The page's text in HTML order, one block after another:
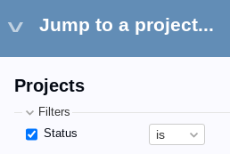
Jump to a project...
Projects
Filters
Status